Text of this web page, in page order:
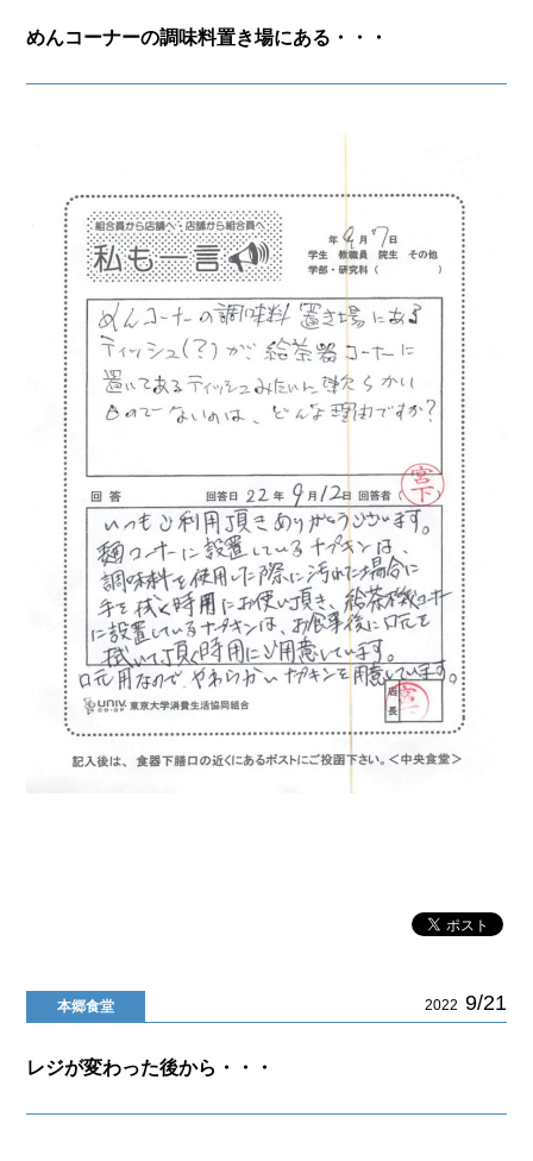
めんコーナーの調味料置き場にある・・・
本郷食堂 2022 9/21
レジが変わった後から・・・